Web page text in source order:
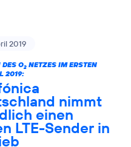
2019
O2NETZES IM ERSTEN
2019:
nimmt
einen
LTE-Sender in